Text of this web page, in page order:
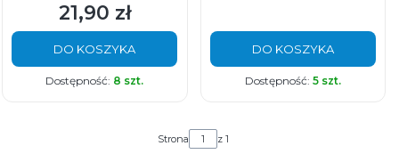
Cena
21,90 zł
DO KOSZYKA
Dostępność: 8 szt.
DO KOSZYKA
Dostępność: 5 szt.
Strona z 1